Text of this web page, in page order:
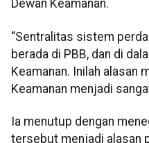
Dewan Keamanan.
“Sentralitas sistem
berada di PBB, dan di
Keamanan. Inilah alasan
Keamanan menjadi
Ia menutup dengan
tersebut menjadi alasan